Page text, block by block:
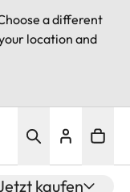
a different
location and
kaufen